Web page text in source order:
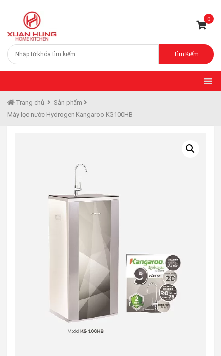
0
Tìm Kiếm
Trang chủ
Sản phẩm
Máy lọc nước Hydrogen Kangaroo KG100HB